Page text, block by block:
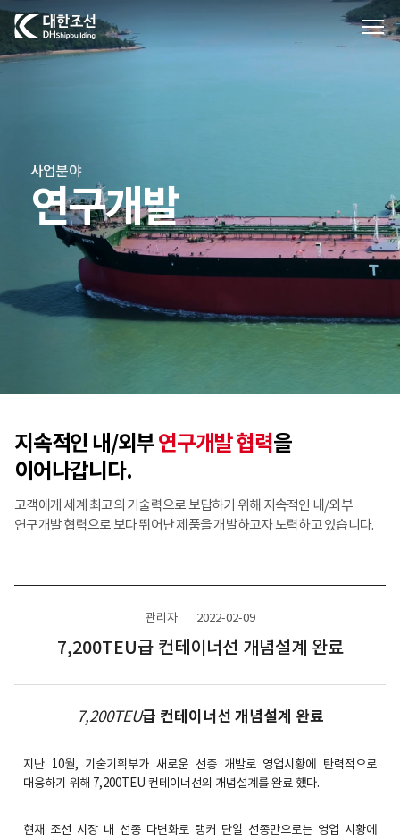
대한조선주식회사
사업분야
연구개발
지속적인 내/외부연구개발 협력을
이어나갑니다.
고객에게 세계 최고의 기술력으로 보답하기 위해 지속적인 내/외부
연구개발 협력으로 보다 뛰어난 제품을 개발하고자 노력하고 있습니다.
관리자 2022-02-09
7,200TEU급 컨테이너선 개념설계 완료
7,200TEU급 컨테이너선 개념설계 완료
지난 10월, 기술기획부가 새로운 선종 개발로 영업시황에 탄력적으로
대응하기 위해 7,200TEU 컨테이너선의 개념설계를 완료 했다.
현재 조선 시장 내 선종 다변화로 탱커 단일 선종만으로는 영업 시황에